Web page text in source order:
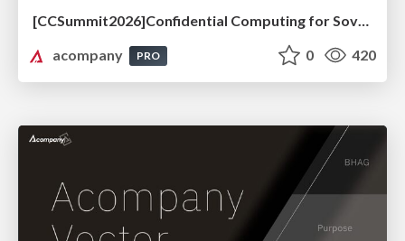
[CCSummit2026]Confidential Computing for Sovereign AI: The Emerging Opportunity in Japan ーBuilt on Global Innovation, Governed by Sovereign Trust.ー
acompany
PRO 0 420